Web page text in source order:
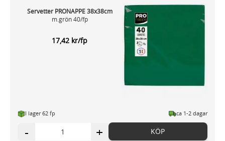
Servetter PRONAPPE 38x38cm
m.grön 40/fp
17,42 kr/fp
I lager 62 fp ca 1-2 dagar
- + KÖP